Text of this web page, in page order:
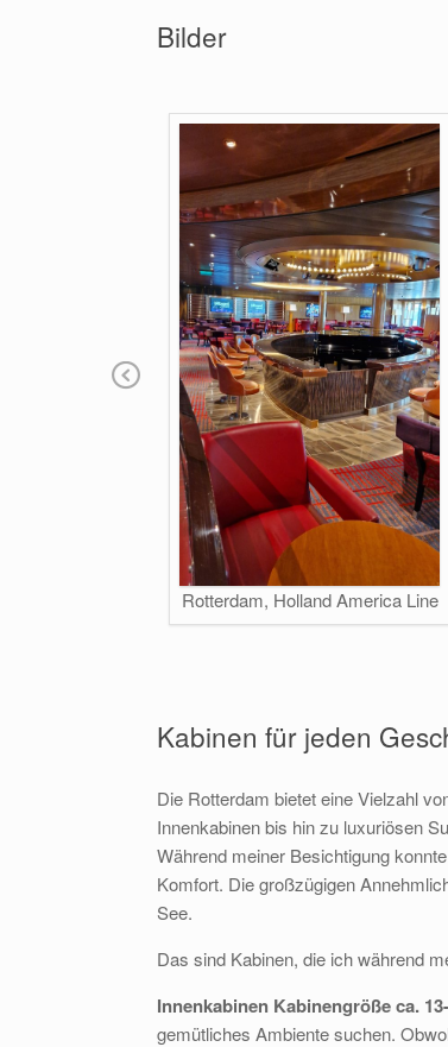
Bilder
Rotterdam, Holland America Line
Kabinen für jeden
Die Rotterdam bietet eine Vielzahl
Innenkabinen bis hin zu luxuriösen
Während meiner Besichtigung
Komfort. Die großzügigen
See.
Das sind Kabinen, die ich während
Innenkabinen Kabinengröße ca.
gemütliches Ambiente suchen.